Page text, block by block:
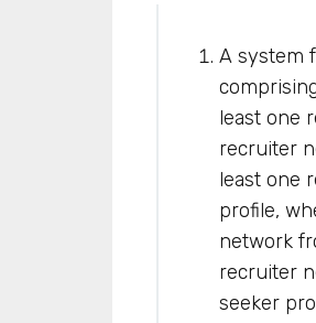
A system
least one
recruiter
least one
profile,
network
recruiter
seeker